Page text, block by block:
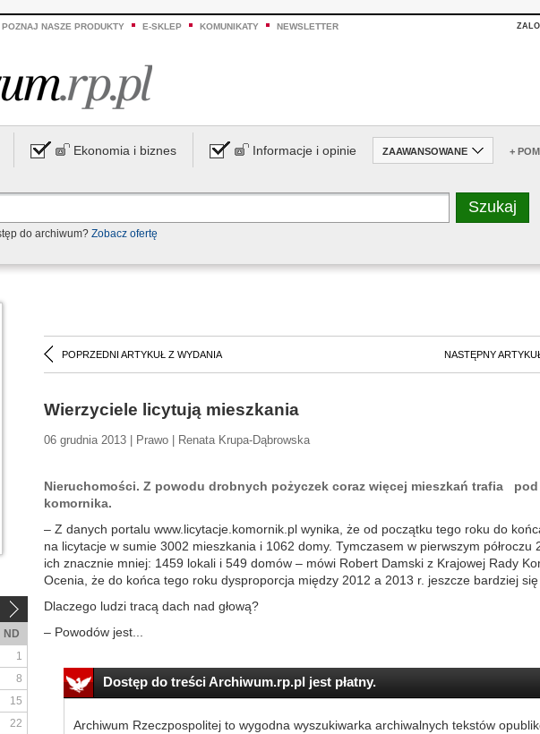
POZNAJ NASZE PRODUKTY E-SKLEP KOMUNIKATY NEWSLETTER
Ekonomia i biznes Informacje i opinie ZAAWANSOWANE +
do archiwum? Zobacz ofertę
POPRZEDNI ARTYKUŁ Z WYDANIA NASTĘPNY
Wierzyciele licytują mieszkania
06 grudnia 2013 | Prawo | Renata Krupa-Dąbrowska
Nieruchomości. Z powodu drobnych pożyczek coraz więcej mieszkań trafia pod
komornika.
– Z danych portalu www.licytacje.komornik.pl wynika, że od początku tego roku do
na licytacje w sumie 3002 mieszkania i 1062 domy. Tymczasem w pierwszym półroczu
ich znacznie mniej: 1459 lokali i 549 domów – mówi Robert Damski z Krajowej Rady
Ocenia, że do końca tego roku dysproporcja między 2012 a 2013 r. jeszcze bardziej się
Dlaczego ludzi tracą dach nad głową?
– Powodów jest...
Dostęp do treści Archiwum.rp.pl jest płatny.
Archiwum Rzeczpospolitej to wygodna wyszukiwarka archiwalnych tekstów
ND
1
8
15
22